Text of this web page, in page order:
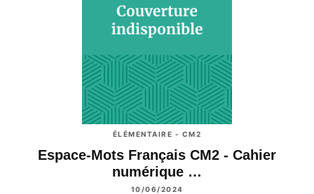
ÉLÉMENTAIRE - CM2
Espace-Mots Français CM2 - Cahier
numérique …
10/06/2024